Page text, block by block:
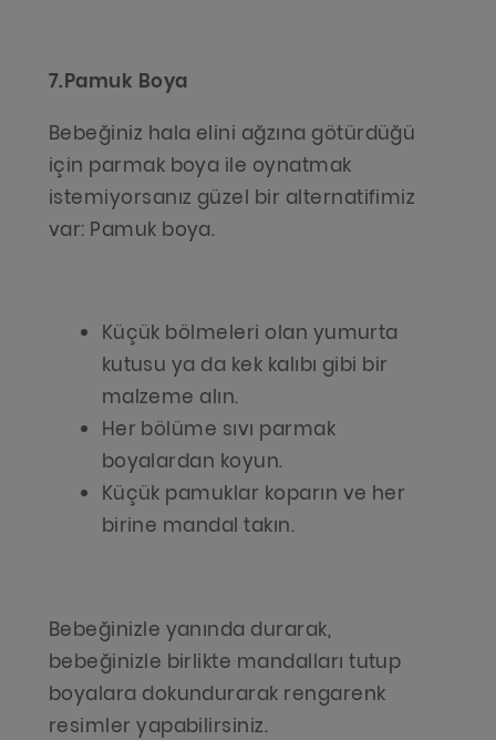
7.Pamuk Boya
Bebeğiniz hala elini ağzına götürdüğü
için parmak boya ile oynatmak
istemiyorsanız güzel bir alternatifimiz
var: Pamuk boya.
Küçük bölmeleri olan yumurta
kutusu ya da kek kalıbı gibi bir
malzeme alın.
Her bölüme sıvı parmak
boyalardan koyun.
Küçük pamuklar koparın ve her
birine mandal takın.
Bebeğinizle yanında durarak,
bebeğinizle birlikte mandalları tutup
boyalara dokundurarak rengarenk
resimler yapabilirsiniz.